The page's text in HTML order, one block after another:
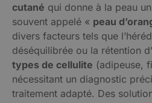
cutané qui donne à la peau
souvent appelé « peau
divers facteurs tels que
déséquilibrée ou la rétention
types de cellulite (adipeuse,
nécessitant un diagnostic
traitement adapté. Des